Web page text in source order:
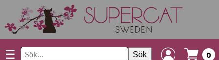
☰ Sök 0